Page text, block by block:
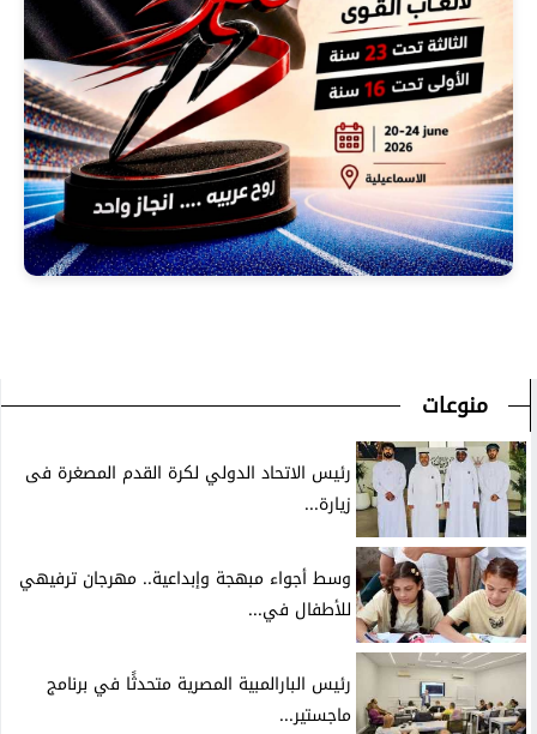
منوعات
رئيس الاتحاد الدولي لكرة القدم المصغرة فى
زيارة...
وسط أجواء مبهجة وإبداعية.. مهرجان ترفيهي
للأطفال في...
رئيس البارالمبية المصرية متحدثًا في برنامج
ماجستير...